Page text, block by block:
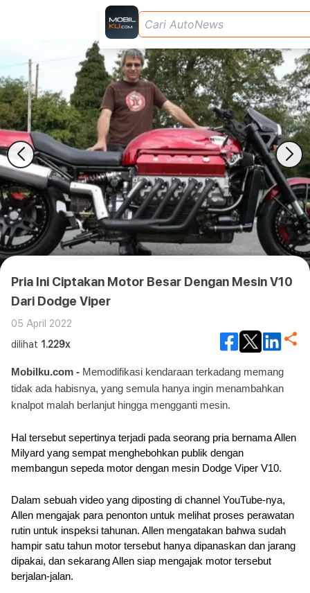
Pria Ini Ciptakan Motor Besar Dengan Mesin V10
Dari Dodge Viper
05 April 2022
dilihat 1.229x
Mobilku.com - Memodifikasi kendaraan terkadang memang
tidak ada habisnya, yang semula hanya ingin menambahkan
knalpot malah berlanjut hingga mengganti mesin.
Hal tersebut sepertinya terjadi pada seorang pria bernama Allen
Milyard yang sempat menghebohkan publik dengan
membangun sepeda motor dengan mesin Dodge Viper V10.
Dalam sebuah video yang diposting di channel YouTube-nya,
Allen mengajak para penonton untuk melihat proses perawatan
rutin untuk inspeksi tahunan. Allen mengatakan bahwa sudah
hampir satu tahun motor tersebut hanya dipanaskan dan jarang
dipakai, dan sekarang Allen siap mengajak motor tersebut
berjalan-jalan.